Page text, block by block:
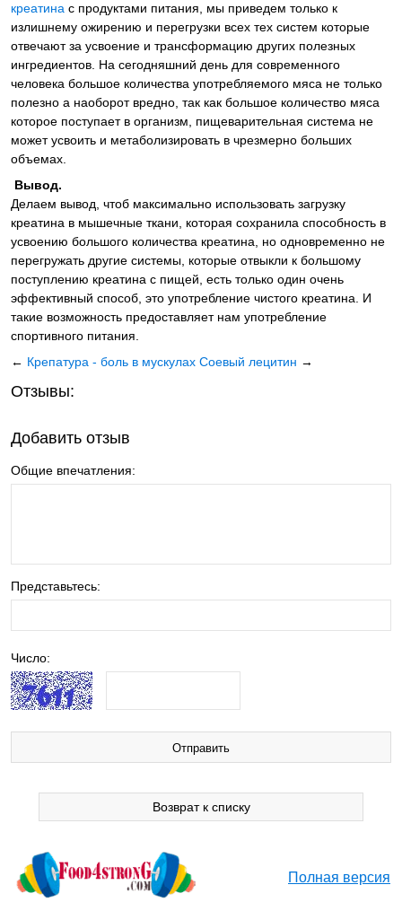
креатина с продуктами питания, мы приведем только к
излишнему ожирению и перегрузки всех тех систем которые
отвечают за усвоение и трансформацию других полезных
ингредиентов. На сегодняшний день для современного
человека большое количества употребляемого мяса не только
полезно а наоборот вредно, так как большое количество мяса
которое поступает в организм, пищеварительная система не
может усвоить и метаболизировать в чрезмерно больших
объемах.
Вывод.
Делаем вывод, чтоб максимально использовать загрузку
креатина в мышечные ткани, которая сохранила способность в
усвоению большого количества креатина, но одновременно не
перегружать другие системы, которые отвыкли к большому
поступлению креатина с пищей, есть только один очень
эффективный способ, это употребление чистого креатина. И
такие возможность предоставляет нам употребление
спортивного питания.
← Крепатура - боль в мускулах Соевый лецитин →
Отзывы:
Добавить отзыв
Общие впечатления:
Представьтесь:
Число:
Возврат к списку
Полная версия